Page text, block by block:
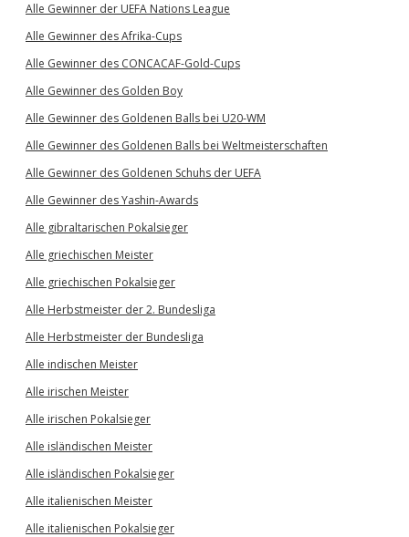
Alle Gewinner der UEFA Nations League
Alle Gewinner des Afrika-Cups
Alle Gewinner des CONCACAF-Gold-Cups
Alle Gewinner des Golden Boy
Alle Gewinner des Goldenen Balls bei U20-WM
Alle Gewinner des Goldenen Balls bei Weltmeisterschaften
Alle Gewinner des Goldenen Schuhs der UEFA
Alle Gewinner des Yashin-Awards
Alle gibraltarischen Pokalsieger
Alle griechischen Meister
Alle griechischen Pokalsieger
Alle Herbstmeister der 2. Bundesliga
Alle Herbstmeister der Bundesliga
Alle indischen Meister
Alle irischen Meister
Alle irischen Pokalsieger
Alle isländischen Meister
Alle isländischen Pokalsieger
Alle italienischen Meister
Alle italienischen Pokalsieger